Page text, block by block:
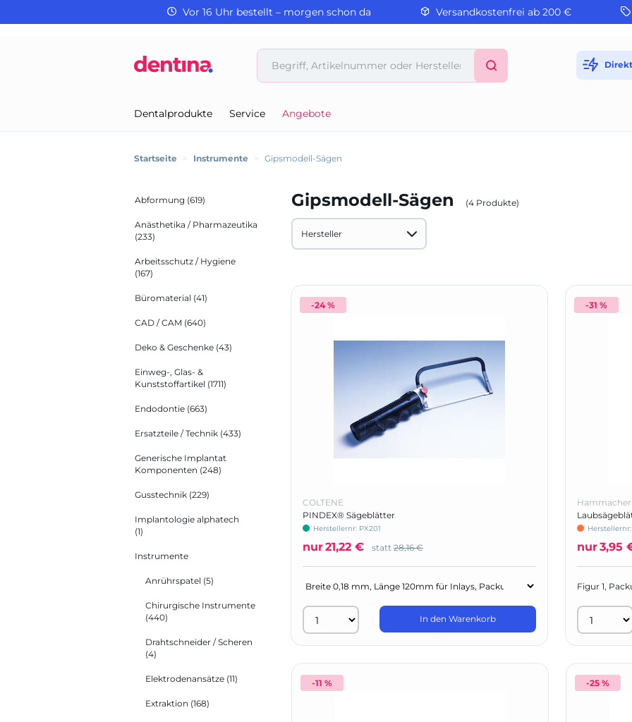
Vor 16 Uhr bestellt – morgen schon da Versandkostenfrei ab 200 €
Dentalprodukte Service Angebote
Startseite > Instrumente > Gipsmodell-Sägen
Abformung (619)
Anästhetika / Pharmazeutika
(233)
Arbeitsschutz / Hygiene
(167)
Büromaterial (41)
CAD / CAM (640)
Deko & Geschenke (43)
Einweg-, Glas- &
Kunststoffartikel (1711)
Endodontie (663)
Ersatzteile / Technik (433)
Generische Implantat
Komponenten (248)
Gusstechnik (229)
Implantologie alphatech
(1)
Instrumente
Anrührspatel (5)
Chirurgische Instrumente
(440)
Drahtschneider / Scheren
(4)
Elektrodenansätze (11)
Extraktion (168)
Gipsmodell-Sägen (4 Produkte)
Hersteller
COLTENE (2)
Hammacher (1)
-24 %
COLTENE
PINDEX® Sägeblätter
Herstellernr: PX201
nur21,22 € statt 28,16 €
In den Warenkorb
-31 %
Hammacher
Herstellernr:
nur3,95
Figur 1,
-11 % -25 %